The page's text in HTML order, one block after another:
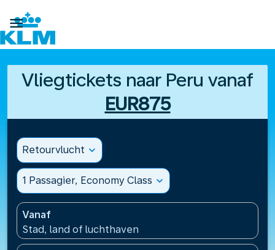

Vliegtickets naar Peru vanaf
EUR875
Retourvlucht expand_more
1 Passagier, Economy Class expand_more
Vanaf
Stad, land of luchthaven